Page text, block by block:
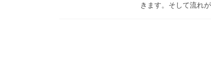
きます。そして流れ